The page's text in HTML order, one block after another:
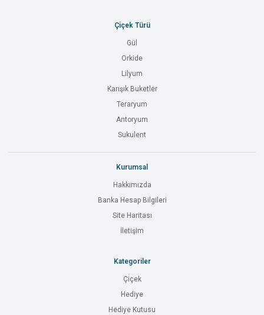
Çiçek Türü
Gül
Orkide
Lilyum
Karışık Buketler
Teraryum
Antoryum
Sukulent
Kurumsal
Hakkımızda
Banka Hesap Bilgileri
Site Haritası
İletişim
Kategoriler
Çiçek
Hediye
Hediye Kutusu